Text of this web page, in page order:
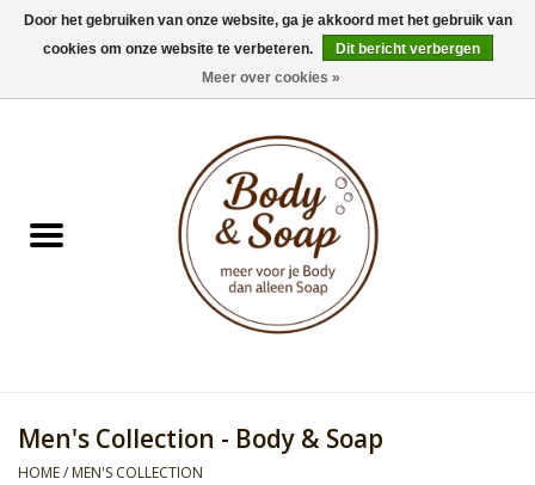
0 Artikelen - €0,00
Doucheproducten
Kids Collection
Men's Collection - Body & Soap
HOME/ MEN'S COLLECTION
Door het gebruiken van onze website, ga je akkoord met het gebruik van
cookies om onze website te verbeteren.
Dit bericht verbergen
Meer over cookies »